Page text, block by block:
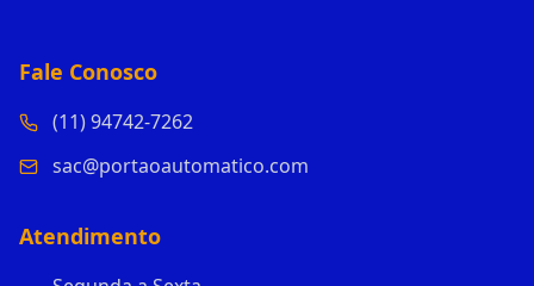
Fale Conosco
(11) 94742-7262
sac@portaoautomatico.com
Atendimento